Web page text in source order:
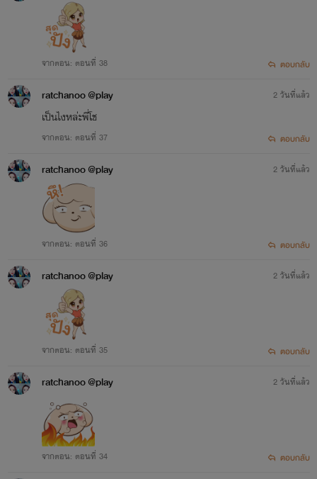
จากตอน: ตอนที่ 38 ตอบกลับ
ratchanoo @play
เป็นไงหล่ะพี่โช
จากตอน: ตอนที่ 37
2 วันที่แล้ว
ตอบกลับ
ratchanoo @play
จากตอน: ตอนที่ 36
2 วันที่แล้ว
ตอบกลับ
ratchanoo @play
จากตอน: ตอนที่ 35
2 วันที่แล้ว
ตอบกลับ
ratchanoo @play
จากตอน: ตอนที่ 34
2 วันที่แล้ว
ตอบกลับ